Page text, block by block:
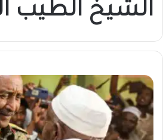
الشيخ الطيب